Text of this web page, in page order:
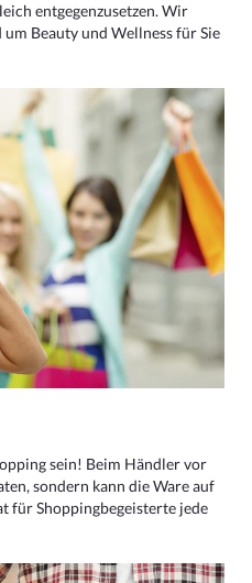
entgegenzusetzen. Wir
Beauty und Wellness für Sie
sein! Beim Händler vor
sondern kann die Ware auf
für Shoppingbegeisterte jede